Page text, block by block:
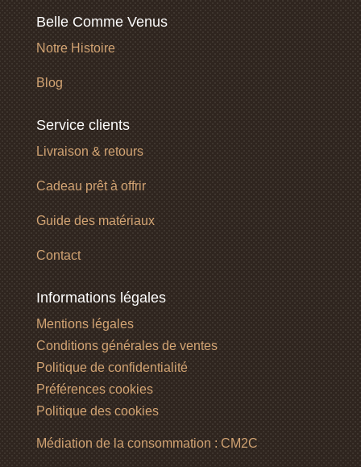
Belle Comme Venus
Notre Histoire
Blog
Service clients
Livraison & retours
Cadeau prêt à offrir
Guide des matériaux
Contact
Informations légales
Mentions légales
Conditions générales de ventes
Politique de confidentialité
Préférences cookies
Politique des cookies
Médiation de la consommation : CM2C